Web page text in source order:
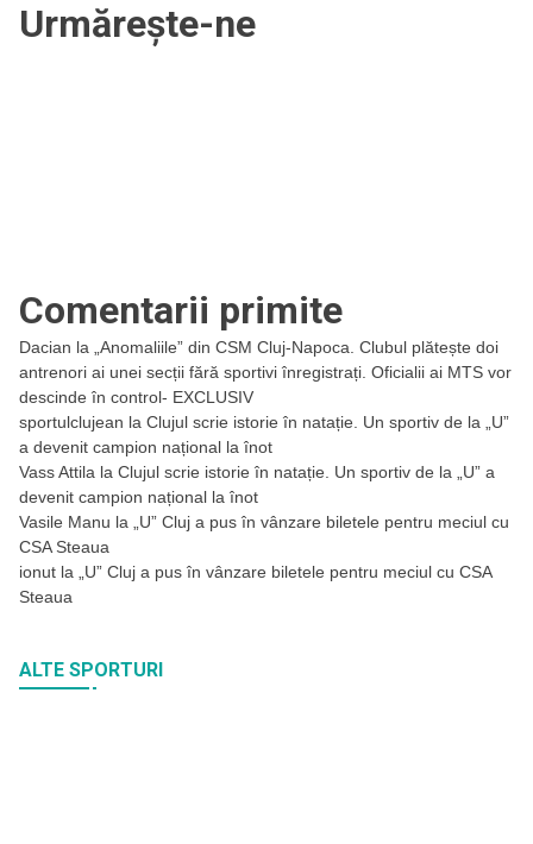
Urmărește-ne
Comentarii primite
Dacian la
„Anomaliile” din CSM Cluj-Napoca. Clubul plătește doi
antrenori ai unei secții fără sportivi înregistrați. Oficialii ai MTS vor
descinde în control- EXCLUSIV
sportulclujean la Clujul scrie istorie în natație. Un sportiv de la „U”
a devenit campion național la înot
Vass Attila la Clujul scrie istorie în natație. Un sportiv de la „U” a
devenit campion național la înot
Vasile Manu la
„U” Cluj a pus în vânzare biletele pentru meciul cu
CSA Steaua
ionut la
„U” Cluj a pus în vânzare biletele pentru meciul cu CSA
Steaua
ALTE SPORTURI